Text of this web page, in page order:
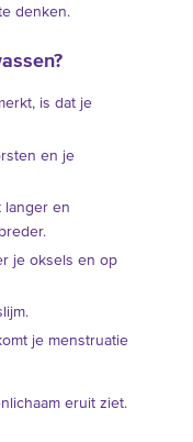
denken.
is dat je
en je
langer en
je oksels en op
je menstruatie
eruit ziet.